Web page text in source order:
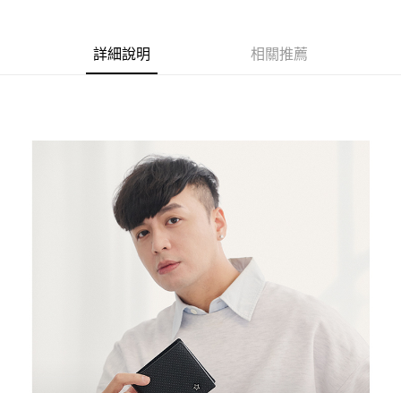
便利好安心！
１．簡單：不需註冊會員、不需綁卡、不需儲值。
２．便利：只要手機號碼，簡訊認證，即可結帳。
３．安心：先確認商品／服務後，再付款。
【「AFTEE先享後付」結帳流程】
１．於結帳方式選擇「AFTEE先享後付」後，將跳轉至「AFTEE先享後付」
結帳頁面，進行簡訊認證並確認金額後，即可完成結帳。
２．訂單成立數日內，您將收到繳費通知簡訊。
３．收到繳費通知簡訊後14天內，點擊此簡訊中的連結，可透過四大超商／
ATM／網路銀行／等多元方式進行付款，方視為交易完成。
※ 請注意：結帳手續完成當下不需立刻繳費，但若您需要取消訂單，請聯絡
購買商品的店家。未經商家同意取消之訂單仍視為有效，需透過AFTEE先享
後付繳納相關費用。
※ 交易是否成功請以「AFTEE先享後付 」之結帳頁面顯示為準，若有關於
是否繳費成功／繳費後需取消欲退款等相關疑問，請聯繫「AFTEE先享後付
每筆NT$100，滿NT$699(含以上)免運費
每筆NT$100，滿NT$699(含以上)免運費
詳細說明 相關推薦